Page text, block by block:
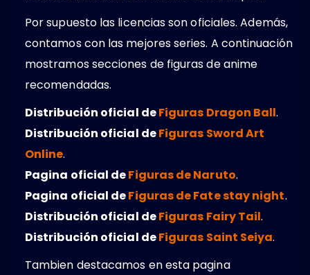
Por supuesto las licencias son oficiales. Además,
contamos con las mejores series. A continuación
mostramos secciones de figuras de anime
recomendadas.
Distribución oficial deFiguras Dragon Ball.
Distribución oficial deFiguras Sword Art
Online.
Pagina oficial deFiguras de Naruto.
Pagina oficial deFiguras de Fate stay night.
Distribución oficial deFiguras Fairy Tail.
Distribución oficial deFiguras Saint Seiya.
Tambien destacamos en esta pagina